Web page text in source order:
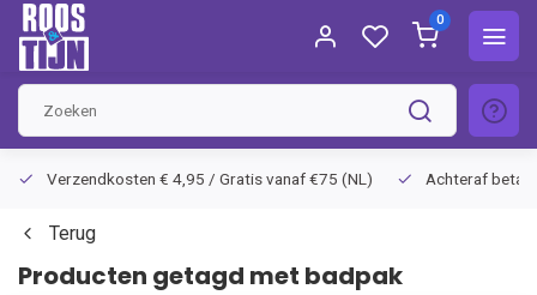
0
Verzendkosten € 4,95 / Gratis vanaf €75 (NL) Achteraf
Terug
Producten getagd met badpak